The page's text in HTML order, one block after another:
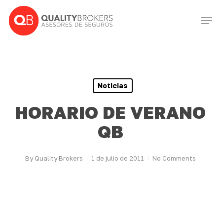
main
Noticias
HORARIO DE VERANO
QB
By Quality Brokers 1 de julio de 2011 No Comments